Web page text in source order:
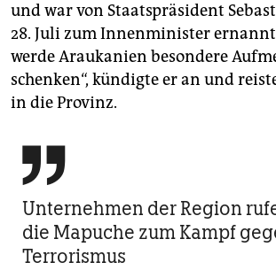
und war von Staatspräsident
28. Juli zum Innenminister ernannt
werde Araukanien besondere
schenken“, kündigte er an und
in die Provinz.

Unternehmen der Region
die Mapuche zum Kampf
Terrorismus